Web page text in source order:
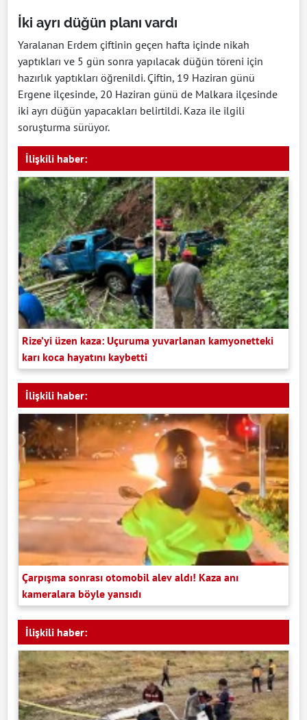
İki ayrı düğün planı vardı
Yaralanan Erdem çiftinin geçen hafta içinde nikah
yaptıkları ve 5 gün sonra yapılacak düğün töreni için
hazırlık yaptıkları öğrenildi. Çiftin, 19 Haziran günü
Ergene ilçesinde, 20 Haziran günü de Malkara ilçesinde
iki ayrı düğün yapacakları belirtildi. Kaza ile ilgili
soruşturma sürüyor.
İlişkili haber:
Rize’yi üzen kaza: Uçuruma yuvarlanan kamyonetteki
karı koca hayatını kaybetti
İlişkili haber:
Çarpışma sonrası otomobil alev aldı! Kaza anı
kameralara böyle yansıdı
İlişkili haber: